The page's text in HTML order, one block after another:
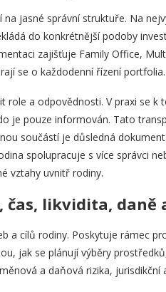
jasné správní struktuře. Na
do konkrétnější podoby
zajišťuje Family Office,
se o každodenní řízení portfolia.
a odpovědnosti. V praxi se k
je pouze informován. Tato
součástí je důsledná
spolupracuje s více správci
vztahy uvnitř rodiny.
čas, likvidita, daně
a cílů rodiny. Poskytuje rámec
jak se plánují výběry
a daňová rizika, jurisdikční